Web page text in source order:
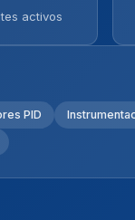
activos
PID